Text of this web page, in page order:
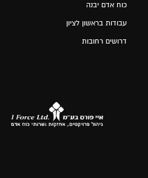
כוח אדם יבנה
עבודות בראשון לציון
דרושים רחובות